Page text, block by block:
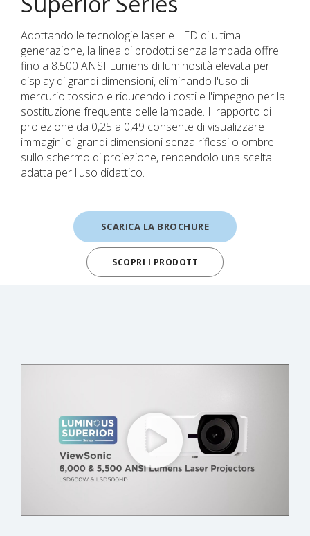
Adottando le tecnologie laser e LED di ultima
generazione, la linea di prodotti senza lampada offre
fino a 8.500 ANSI Lumens di luminosità elevata per
display di grandi dimensioni, eliminando l'uso di
mercurio tossico e riducendo i costi e l'impegno per la
sostituzione frequente delle lampade. Il rapporto di
proiezione da 0,25 a 0,49 consente di visualizzare
immagini di grandi dimensioni senza riflessi o ombre
sullo schermo di proiezione, rendendolo una scelta
adatta per l'uso didattico.
SCARICA LA BROCHURE
SCOPRI I PRODOTT